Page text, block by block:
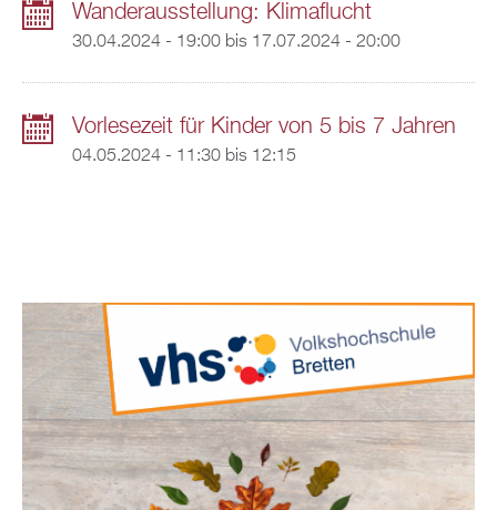
Wanderausstellung: Klimaflucht
30.04.2024 - 19:00bis 17.07.2024 - 20:00
Vorlesezeit für Kinder von 5 bis 7 Jahren
04.05.2024 - 11:30bis 12:15